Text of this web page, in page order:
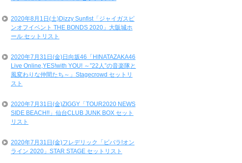
2020年8月1日(土)Dizzy Sunfist「ジャイガスピ
ンオフイベント THE BONDS 2020」大阪城ホ
ール セットリスト
2020年7月31日(金)日向坂46「HINATAZAKA46
Live Online,YES!with YOU! ～”22人”の音楽隊と
風変わりな仲間たち～」Stagecrowd セットリ
スト
2020年7月31日(金)ZIGGY「TOUR2020 NEWS
SIDE BEACH!!」仙台CLUB JUNK BOX セット
リスト
2020年7月31日(金)フレデリック「ビバラ!オン
ライン 2020」STAR STAGE セットリスト